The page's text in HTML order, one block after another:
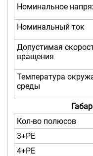
Номинальное
Номинальный ток
Допустимая
вращения
Температура
среды
Кол-во полюсов
3+PE
4+PE